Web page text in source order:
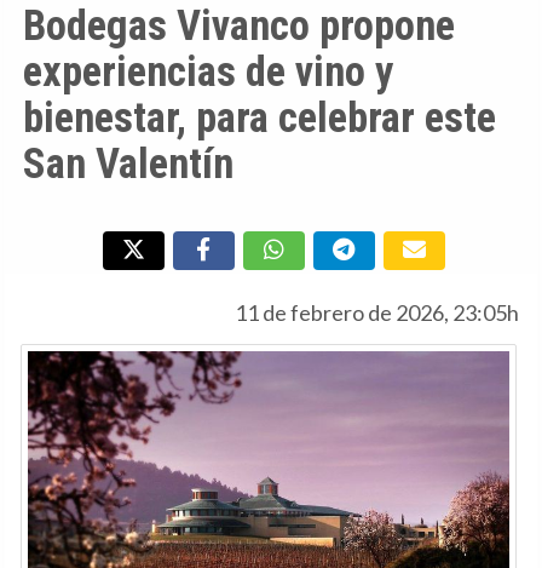
Bodegas Vivanco propone
experiencias de vino y
bienestar, para celebrar este
San Valentín
11 de febrero de 2026, 23:05h